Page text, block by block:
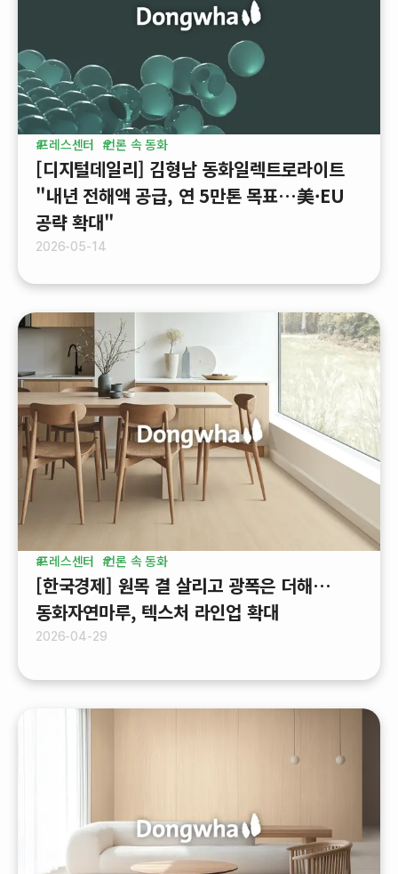
프레스센터 언론 속 동화
[디지털데일리] 김형남 동화일렉트로라이트
"내년 전해액 공급, 연 5만톤 목표…美·EU
공략 확대"
2026-05-14
프레스센터 언론 속 동화
[한국경제] 원목 결 살리고 광폭은 더해…
동화자연마루, 텍스처 라인업 확대
2026-04-29